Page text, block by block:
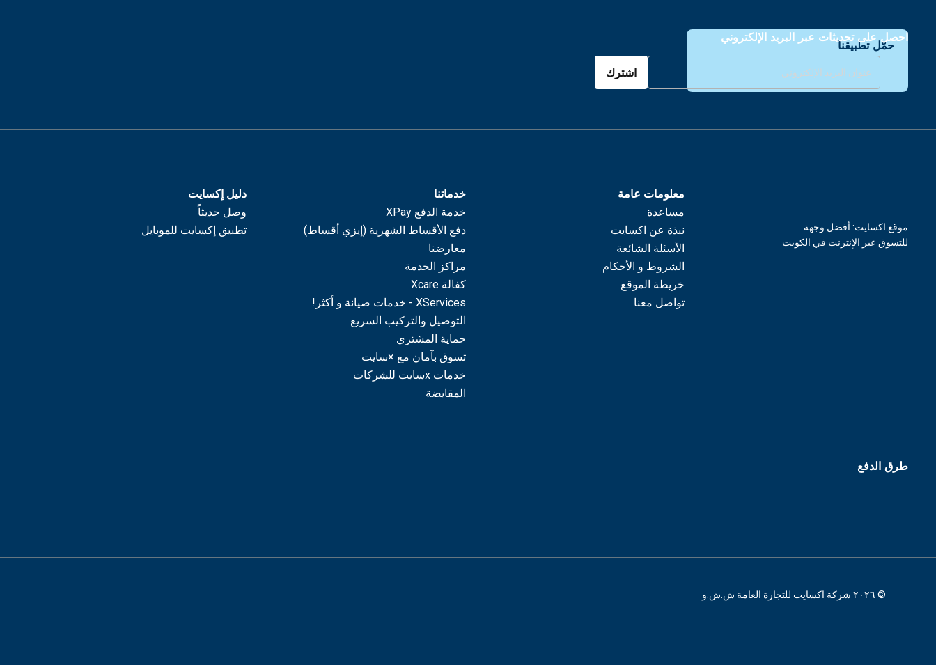
حمّل تطبيقنا
احصل على تحديثات عبر البريد الإلكتروني
اشترك
معلومات عامة
مساعدة
نبذة عن اكسايت
الأسئلة الشائعة
الشروط و الأحكام
خريطة الموقع
تواصل معنا
خدماتنا
خدمة الدفع XPay
دفع الأقساط الشهرية (إيزي أقساط)
معارضنا
مراكز الخدمة
كفالة Xcare
XServices - خدمات صيانة و أكثر!
التوصيل والتركيب السريع
حماية المشتري
تسوق بآمان مع ×سايت
خدمات xسايت للشركات
المقايضة
دليل إكسايت
وصل حديثاً
تطبيق إكسايت للموبايل
موقع اكسايت: أفضل وجهة
للتسوق عبر الإنترنت في الكويت
طرق الدفع
© ٢٠٢٦ شركة اكسايت للتجارة العامة ش.ش.و